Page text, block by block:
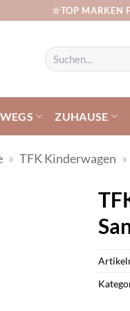
☆TOP MARKEN
Suchen
nach:
ZUHAUSE
» TFK Kinderwagen »